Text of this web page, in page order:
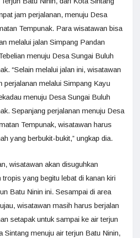
jam perjalanan, menuju Desa
Tempunak. Para wisatawan bisa
melalui jalan Simpang Pandan
menuju Desa Sungai Buluh
“Selain melalui jalan ini, wisatawan
perjalanan melalui Simpang Kayu
menuju Desa Sungai Buluh
Sepanjang perjalanan menuju Desa
Tempunak, wisatawan harus
yang berbukit-bukit,” ungkap dia.
wisatawan akan disuguhkan
tropis yang begitu lebat di kanan kiri
Batu Ninin ini. Sesampai di area
wisatawan masih harus berjalan
setapak untuk sampai ke air terjun
Sintang menuju air terjun Batu Ninin,